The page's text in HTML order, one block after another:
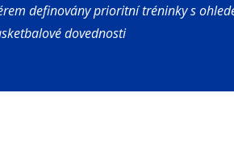
definovány prioritní tréninky s
dovednosti